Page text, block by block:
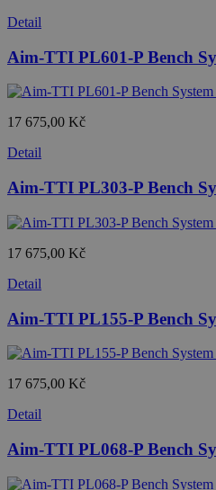
Detail
Aim-TTI PL601-P Bench
17 675,00 Kč
Detail
Aim-TTI PL303-P Bench
17 675,00 Kč
Detail
Aim-TTI PL155-P Bench
17 675,00 Kč
Detail
Aim-TTI PL068-P Bench